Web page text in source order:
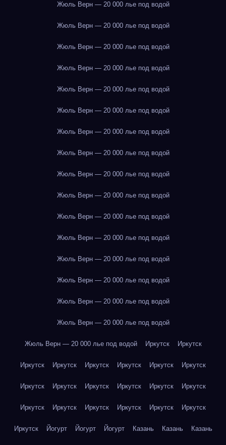
Жюль Верн — 20 000 лье под водой
Жюль Верн — 20 000 лье под водой
Жюль Верн — 20 000 лье под водой
Жюль Верн — 20 000 лье под водой
Жюль Верн — 20 000 лье под водой
Жюль Верн — 20 000 лье под водой
Жюль Верн — 20 000 лье под водой
Жюль Верн — 20 000 лье под водой
Жюль Верн — 20 000 лье под водой
Жюль Верн — 20 000 лье под водой
Жюль Верн — 20 000 лье под водой
Жюль Верн — 20 000 лье под водой
Жюль Верн — 20 000 лье под водой
Жюль Верн — 20 000 лье под водой
Жюль Верн — 20 000 лье под водой
Жюль Верн — 20 000 лье под водой
Жюль Верн — 20 000 лье под водой Иркутск Иркутск
Иркутск Иркутск Иркутск Иркутск Иркутск Иркутск
Иркутск Иркутск Иркутск Иркутск Иркутск Иркутск
Иркутск Иркутск Иркутск Иркутск Иркутск Иркутск
Иркутск Йогурт Йогурт Йогурт Казань Казань Казань